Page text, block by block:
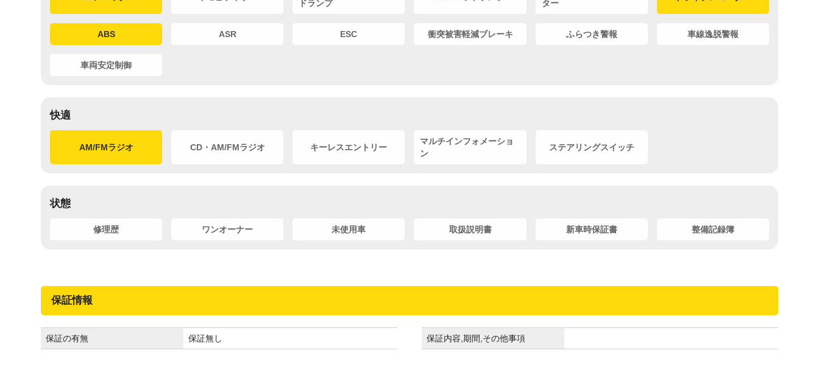
ドランプ
ター
ABS ASR ESC 衝突被害軽減ブレーキ ふらつき警報 車線逸脱警報
車両安定制御
快適
AM/FMラジオ CD・AM/FMラジオ キーレスエントリー
マルチインフォメーショ
ン
ステアリングスイッチ
状態
修理歴 ワンオーナー 未使用車 取扱説明書 新車時保証書 整備記録簿
保証情報
保証の有無 保証無し 保証内容,期間,その他事項